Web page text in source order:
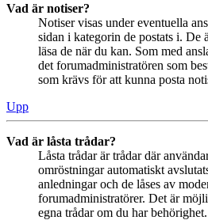
Vad är notiser?
Notiser visas under eventuella
sidan i kategorin de postats i. De
läsa de när du kan. Som med
det forumadministratören som
som krävs för att kunna posta
Upp
Vad är låsta trådar?
Låsta trådar är trådar där
omröstningar automatiskt
anledningar och de låses av
forumadministratörer. Det är
egna trådar om du har behörighet.